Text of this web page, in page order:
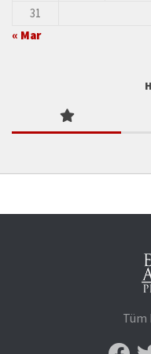
31
« Mar
Tüm